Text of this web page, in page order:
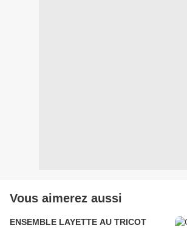
Vous aimerez aussi
ENSEMBLE LAYETTE AU TRICOT